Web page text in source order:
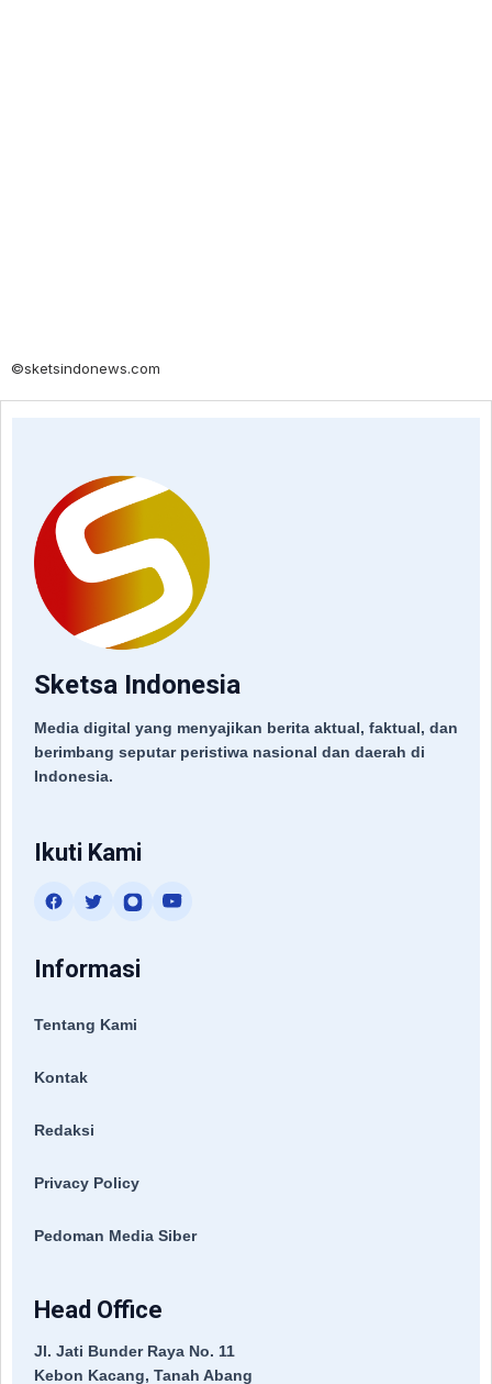
©sketsindonews.com
Sketsa Indonesia
Media digital yang menyajikan berita aktual, faktual, dan
berimbang seputar peristiwa nasional dan daerah di
Indonesia.
Ikuti Kami
Informasi
Tentang Kami
Kontak
Redaksi
Privacy Policy
Pedoman Media Siber
Head Office
Jl. Jati Bunder Raya No. 11
Kebon Kacang, Tanah Abang